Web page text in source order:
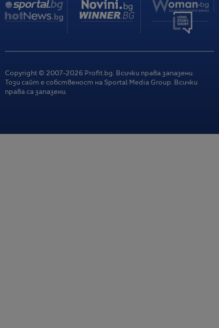
Copyright © 2007-2026 Profit.bg. Всички права запазени.
Този сайт е собственост на Sportal Media Group. Всички
права са запазени.